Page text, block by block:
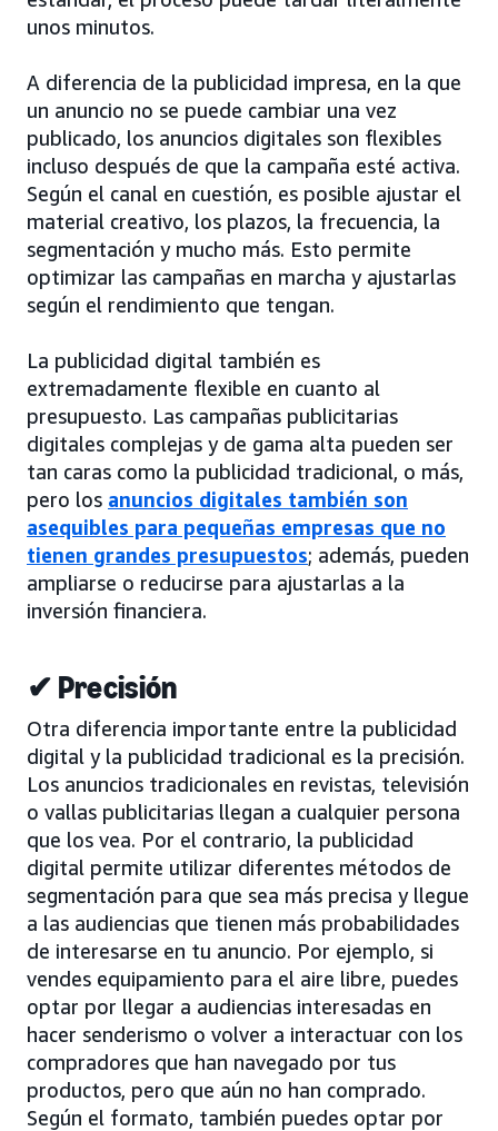
unos minutos.
A diferencia de la publicidad impresa, en la que
un anuncio no se puede cambiar una vez
publicado, los anuncios digitales son flexibles
incluso después de que la campaña esté activa.
Según el canal en cuestión, es posible ajustar el
material creativo, los plazos, la frecuencia, la
segmentación y mucho más. Esto permite
optimizar las campañas en marcha y ajustarlas
según el rendimiento que tengan.
La publicidad digital también es
extremadamente flexible en cuanto al
presupuesto. Las campañas publicitarias
digitales complejas y de gama alta pueden ser
tan caras como la publicidad tradicional, o más,
pero los anuncios digitales también son
asequibles para pequeñas empresas que no
tienen grandes presupuestos; además, pueden
ampliarse o reducirse para ajustarlas a la
inversión financiera.
✔ Precisión
Otra diferencia importante entre la publicidad
digital y la publicidad tradicional es la precisión.
Los anuncios tradicionales en revistas, televisión
o vallas publicitarias llegan a cualquier persona
que los vea. Por el contrario, la publicidad
digital permite utilizar diferentes métodos de
segmentación para que sea más precisa y llegue
a las audiencias que tienen más probabilidades
de interesarse en tu anuncio. Por ejemplo, si
vendes equipamiento para el aire libre, puedes
optar por llegar a audiencias interesadas en
hacer senderismo o volver a interactuar con los
compradores que han navegado por tus
productos, pero que aún no han comprado.
Según el formato, también puedes optar por